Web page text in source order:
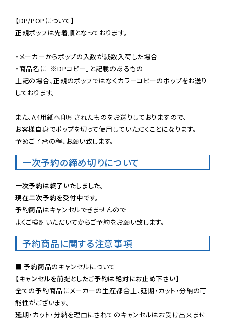
【DP/POPについて】
正規ポップは先着順となっております。
・メーカーからポップの入数が減数入荷した場合
・商品名に「※DPコピー」と記載のあるもの
上記の場合、正規のポップではなくカラーコピーのポップをお送り
しております。
また、A4用紙へ印刷されたものをお送りしておりますので、
お客様自身でポップを切って使用していただくことになります。
予めご了承の程、お願い致します。
一次予約の締め切りについて
一次予約は終了いたしました。
現在二次予約を受付中です。
予約商品はキャンセルできませんので
よくご検討いただいてからご予約をお願い致します。
予約商品に関する注意事項
【キャンセルを前提としたご予約は絶対にお止め下さい】
全ての予約商品にメーカーの生産都合上、延期・カット・分納の可
能性がございます。
延期・カット・分納を理由にされてのキャンセルはお受け出来ませ